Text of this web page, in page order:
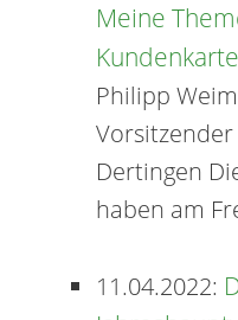
Meine
Philipp
Dertingen
haben am
11.04.2022: